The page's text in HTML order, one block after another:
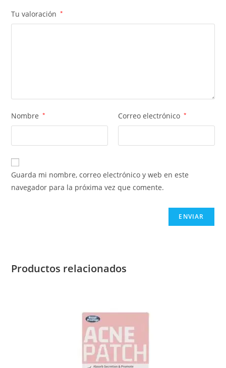
Tu valoración *
Nombre * Correo electrónico *
Guarda mi nombre, correo electrónico y web en este
navegador para la próxima vez que comente.
Productos relacionados